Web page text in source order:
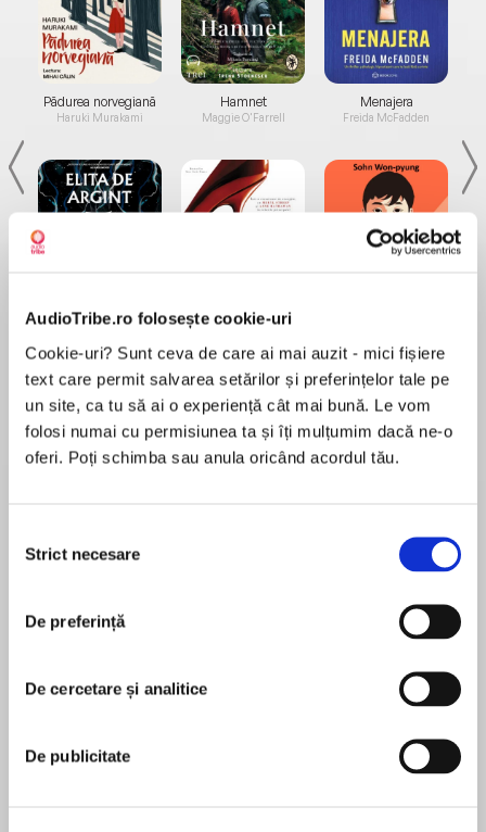
AudioTribe.ro folosește cookie-uri
Cookie-uri? Sunt ceva de care ai mai auzit - mici fișiere
text care permit salvarea setărilor și preferințelor tale pe
un site, ca tu să ai o experiență cât mai bună. Le vom
folosi numai cu permisiunea ta și îți mulțumim dacă ne-o
oferi. Poți schimba sau anula oricând acordul tău.
consimțământului
Strict necesare
De preferință
De cercetare și analitice
De publicitate
Pădurea norvegiană
Haruki Murakami
de...
Dani Francis
Hamnet
Maggie O'Farrell
la...
Lauren Weisberger
Menajera
Freida McFadden
Desprecarte
Harriet Tubman, the slave who helped hundreds
of other slaves to escape
able to vote
Maria Montessori, the doctor who found a new
Helen Keller, the deaf and blind woman who
În acest moment nu există recenzii
Unknown